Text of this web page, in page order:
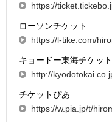
https://
ローソンチケット
https://l-tike.com/
キョードー東海チケッ
http://
チケットぴあ
https://w.pia.jp/t/